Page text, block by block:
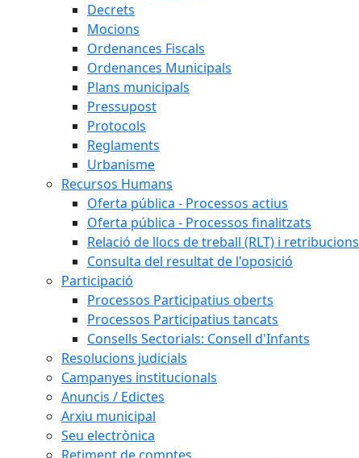
Decrets
Mocions
Ordenances Fiscals
Ordenances Municipals
Plans municipals
Pressupost
Protocols
Reglaments
Urbanisme
Recursos Humans
Oferta pública - Processos actius
Oferta pública - Processos finalitzats
Relació de llocs de treball (RLT) i retribucions
Consulta del resultat de l'oposició
Participació
Processos Participatius oberts
Processos Participatius tancats
Consells Sectorials: Consell d'Infants
Resolucions judicials
Campanyes institucionals
Anuncis / Edictes
Arxiu municipal
Seu electrònica